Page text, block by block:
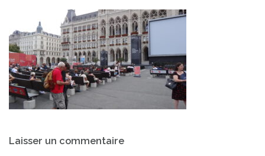
de
Laisser un commentaire